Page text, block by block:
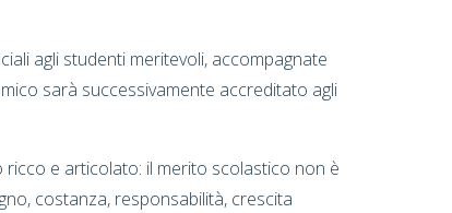
agli studenti meritevoli, accompagnate
sarà successivamente accreditato agli
e articolato: il merito scolastico non è
costanza, responsabilità, crescita